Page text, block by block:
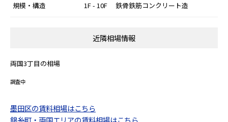
規模・構造 1F - 10F 鉄骨鉄筋コンクリート造
近隣相場情報
両国3丁目の相場
調査中
墨田区の賃料相場はこちら